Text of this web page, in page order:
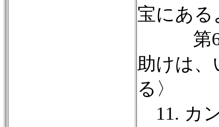
宝にある
第6曲
助けは、
る〉
11. カ